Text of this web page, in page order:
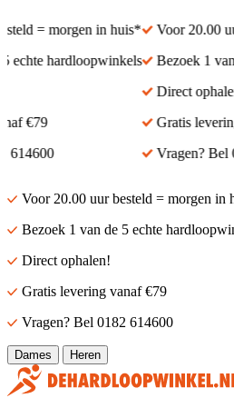
= morgen in huis*
hardloopwinkels
€79
Voor 20.00
Bezoek 1 van
Direct ophalen!
Gratis levering
Vragen? Bel
Voor 20.00 uur besteld = morgen in
Bezoek 1 van de 5 echte
Direct ophalen!
Gratis levering vanaf €79
Vragen? Bel 0182 614600
Dames Heren